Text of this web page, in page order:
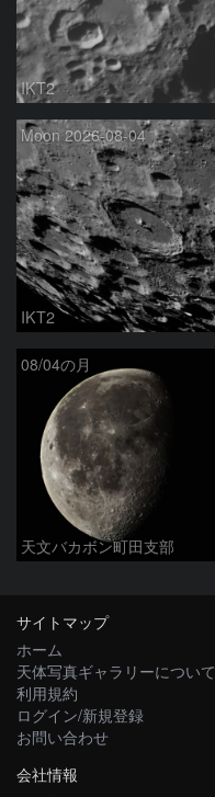
IKT2
Moon 2026-08-04
IKT2
08/04の月
天文バカボン町田支部
サイトマップ
ホーム
天体写真ギャラリーについて
利用規約
ログイン/新規登録
お問い合わせ
会社情報